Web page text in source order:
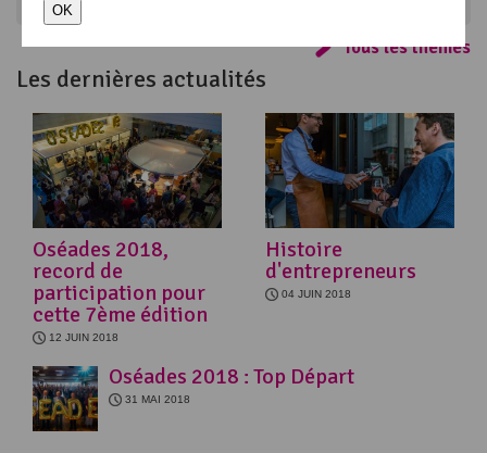
Tous les thèmes
Les dernières actualités
Oséades 2018,
record de
participation pour
cette 7ème édition
12 JUIN 2018
Histoire
d'entrepreneurs
04 JUIN 2018
Oséades 2018 : Top Départ
31 MAI 2018
OK